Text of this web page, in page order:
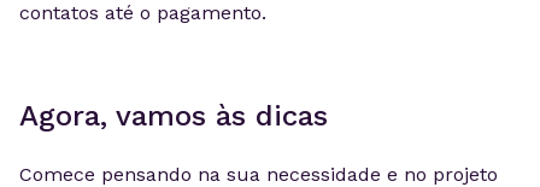
contatos até o pagamento.
Agora, vamos às dicas
Comece pensando na sua necessidade e no projeto